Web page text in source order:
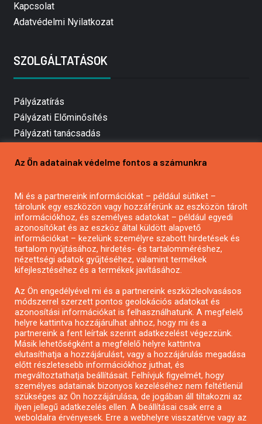
Kapcsolat
Adatvédelmi Nyilatkozat
SZOLGÁLTATÁSOK
Pályázatírás
Pályázati Előminősítés
Pályázati tanácsadás
Mezőgazdasági pályázatírás
Pályázatírás civil szervezeteknek
Pályázatírás önkormányzatoknak
Pályázatfigyelés
Specifikus pályázatfigyelés vagy hírlevél
Pályázatok magánszemélyeknek
Pályázatok civil szervezeteknek
Pályázatok vállalkozásoknak
Önkormányzati pályázatok
Mezőgazdasági pályázatok
Falusi turizmus pályázatok
Napelem pályázatok
Az Ön adatainak védelme fontos a számunkra
Mi és a partnereink információkat – például sütiket –
tárolunk egy eszközön vagy hozzáférünk az eszközön tárolt
információkhoz, és személyes adatokat – például egyedi
azonosítókat és az eszköz által küldött alapvető
információkat – kezelünk személyre szabott hirdetések és
tartalom nyújtásához, hirdetés- és tartalomméréshez,
nézettségi adatok gyűjtéséhez, valamint termékek
kifejlesztéséhez és a termékek javításához.
Az Ön engedélyével mi és a partnereink eszközleolvasásos
módszerrel szerzett pontos geolokációs adatokat és
azonosítási információkat is felhasználhatunk. A megfelelő
helyre kattintva hozzájárulhat ahhoz, hogy mi és a
partnereink a fent leírtak szerint adatkezelést végezzünk.
Másik lehetőségként a megfelelő helyre kattintva
elutasíthatja a hozzájárulást, vagy a hozzájárulás megadása
előtt részletesebb információkhoz juthat, és
megváltoztathatja beállításait. Felhívjuk figyelmét, hogy
személyes adatainak bizonyos kezeléséhez nem feltétlenül
szükséges az Ön hozzájárulása, de jogában áll tiltakozni az
ilyen jellegű adatkezelés ellen. A beállításai csak erre a
weboldalra érvényesek. Erre a webhelyre visszatérve vagy az